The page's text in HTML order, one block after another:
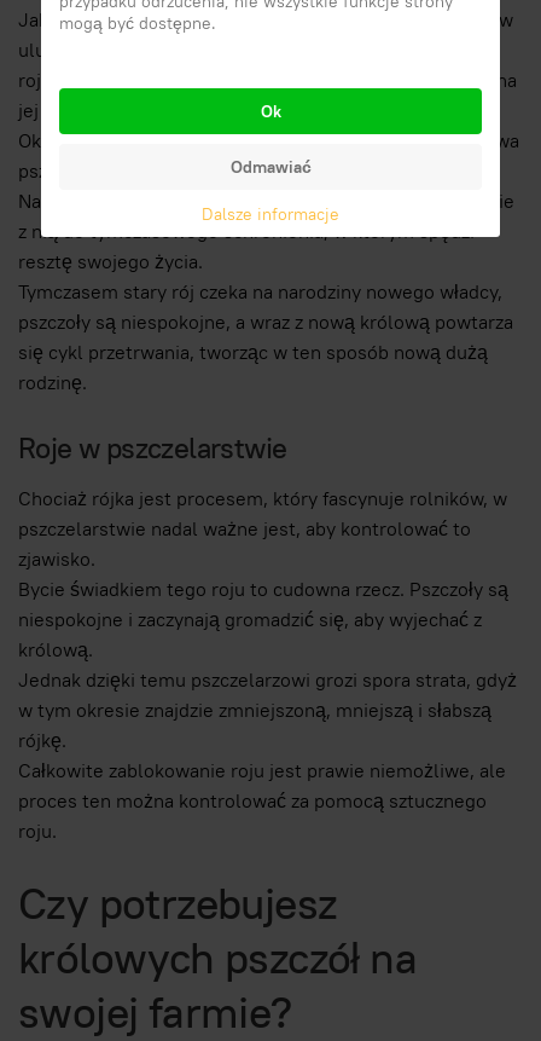
Jako dobre wyjście po wspaniałym zadaniu wykonanym w
ulu, stara królowa, teraz bezużyteczna dla przetrwania
roju, będzie miała prawo do niewielkiego zapasu miodu na
jej wyjazd.
Około dwa tygodnie po złożeniu królewskiego jaja królowa
pszczół musi opuścić swoją liczną rodzinę.
Nadszedł koniec jego pracy. Niewielka część roju odejdzie
z nią do tymczasowego schronienia, w którym spędzi
resztę swojego życia.
Tymczasem stary rój czeka na narodziny nowego władcy,
pszczoły są niespokojne, a wraz z nową królową powtarza
się cykl przetrwania, tworząc w ten sposób nową dużą
rodzinę.
Roje w pszczelarstwie
Chociaż rójka jest procesem, który fascynuje rolników, w
pszczelarstwie nadal ważne jest, aby kontrolować to
zjawisko.
Bycie świadkiem tego roju to cudowna rzecz. Pszczoły są
niespokojne i zaczynają gromadzić się, aby wyjechać z
królową.
Jednak dzięki temu pszczelarzowi grozi spora strata, gdyż
w tym okresie znajdzie zmniejszoną, mniejszą i słabszą
rójkę.
Całkowite zablokowanie roju jest prawie niemożliwe, ale
proces ten można kontrolować za pomocą sztucznego
roju.
Czy potrzebujesz
królowych pszczół na
swojej farmie?
mogą być dostępne.
Ok
Odmawiać
Dalsze informacje